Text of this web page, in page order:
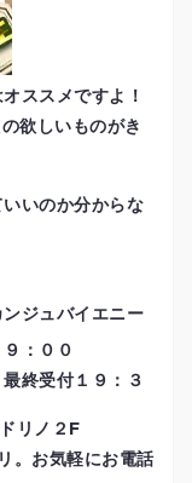
ススメですよ！
欲しいものがき
いのか分からな
ュバイエニー
：００
終受付１９：３
リノ２F
。お気軽にお電話